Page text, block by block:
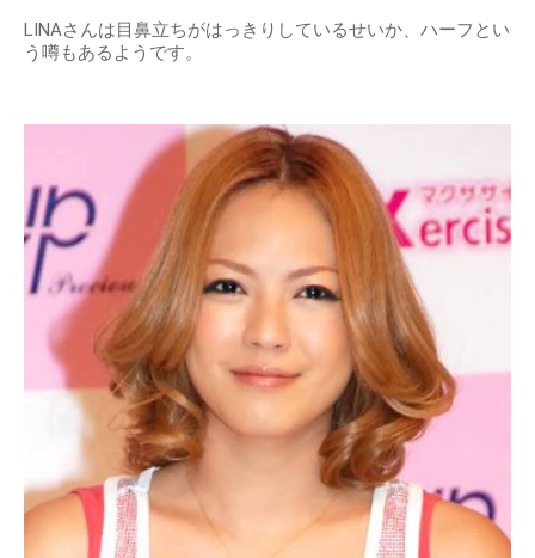
LINAさんは目鼻立ちがはっきりしているせいか、ハーフとい
う噂もあるようです。